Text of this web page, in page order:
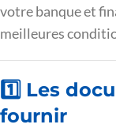
votre banque et
meilleures
1️⃣ Les
fournir